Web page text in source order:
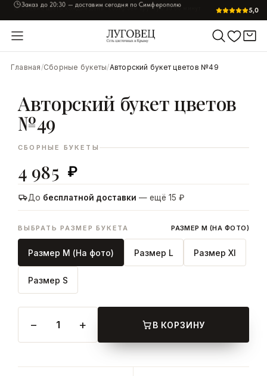
Заказ до 20:30 — доставим сегодня по Симферополю
5,0
Главная/Сборные букеты/Авторский букет цветов №49
Авторский букет цветов
№49
СБОРНЫЕ БУКЕТЫ
4 985 ₽
До бесплатной доставки — ещё 15 ₽
ВЫБРАТЬ РАЗМЕР БУКЕТА РАЗМЕР M (НА ФОТО)
Размер M (На фото) Размер L Размер Xl
Размер S
− 1 + В КОРЗИНУ